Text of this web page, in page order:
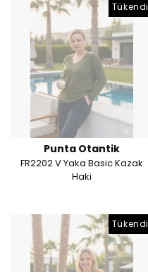
Tükendi
Punta Otantik
FR2202 V Yaka Basic Kazak
Haki
Tükendi